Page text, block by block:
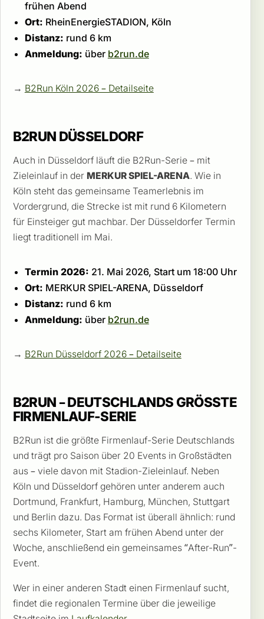
frühen Abend
Ort: RheinEnergieSTADION, Köln
Distanz: rund 6 km
Anmeldung: über b2run.de
→ B2Run Köln 2026 – Detailseite
B2RUN DÜSSELDORF
Auch in Düsseldorf läuft die B2Run-Serie – mit
Zieleinlauf in der MERKUR SPIEL-ARENA. Wie in
Köln steht das gemeinsame Teamerlebnis im
Vordergrund, die Strecke ist mit rund 6 Kilometern
für Einsteiger gut machbar. Der Düsseldorfer Termin
liegt traditionell im Mai.
Termin 2026: 21. Mai 2026, Start um 18:00 Uhr
Ort: MERKUR SPIEL-ARENA, Düsseldorf
Distanz: rund 6 km
Anmeldung: über b2run.de
→ B2Run Düsseldorf 2026 – Detailseite
B2RUN – DEUTSCHLANDS GRÖSSTE F
IRMENLAUF-SERIE
B2Run ist die größte Firmenlauf-Serie Deutschlands
und trägt pro Saison über 20 Events in Großstädten
aus – viele davon mit Stadion-Zieleinlauf. Neben
Köln und Düsseldorf gehören unter anderem auch
Dortmund, Frankfurt, Hamburg, München, Stuttgart
und Berlin dazu. Das Format ist überall ähnlich: rund
sechs Kilometer, Start am frühen Abend unter der
Woche, anschließend ein gemeinsames “After-Run”-
Event.
Wer in einer anderen Stadt einen Firmenlauf sucht,
findet die regionalen Termine über die jeweilige